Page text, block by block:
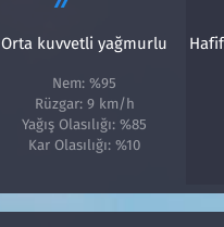
Orta kuvvetli yağmurlu
Nem: %95
Rüzgar: 9 km/h
Yağış Olasılığı: %85
Kar Olasılığı: %10